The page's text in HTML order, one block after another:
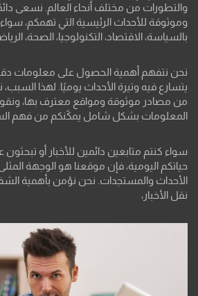
والتطورات من مختلف أنحاء العالم. نسعى
وموثوقة للأحداث الرئيسية التي تهمكم،
بالسياسة، الاقتصاد، التكنولوجيا، الصحة،
نحن نتفهم أهمية الحصول على معلومات
يتسارع فيه وتيرة الأحداث يوميًا. لهذا السبب،
من مصادر موثوقة ومواقع معترف بها،
المعلومات بشكل شامل يمكّنكم من فهم
سواء كنتم متابعين دائمين للأخبار أو
حياتكم اليومية، فإن موقعنا هو الوجهة
الأحداث والمستجدات. نحن نؤمن بأهمية
نقل الأخبار،